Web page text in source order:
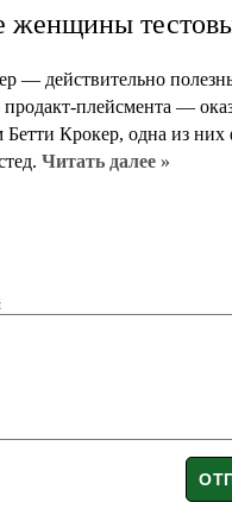
женщины
— действительно
продакт-плейсмента —
Крокер, одна из
Читать далее »